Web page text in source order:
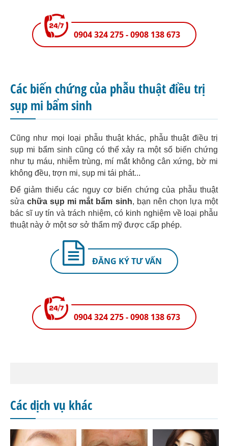
0904 324 275 - 0908 138 673
Các biến chứng của phẫu thuật điều trị
sụp mi bẩm sinh
Cũng như mọi loại phẫu thuật khác, phẫu thuật điều trị
sụp mi bẩm sinh cũng có thể xảy ra một số biến chứng
như tụ máu, nhiễm trùng, mí mắt không cân xứng, bờ mi
không đều, trợn mi, sụp mi tái phát...
Để giảm thiểu các nguy cơ biến chứng của phẫu thuật
sửachữa sụp mi mắt bẩm sinh, bạn nên chọn lựa một
bác sĩ uy tín và trách nhiệm, có kinh nghiệm về loại phẫu
thuật này ở một sơ sở thẩm mỹ được cấp phép.
ĐĂNG KÝ TƯ VẤN
0904 324 275 - 0908 138 673
Các dịch vụ khác